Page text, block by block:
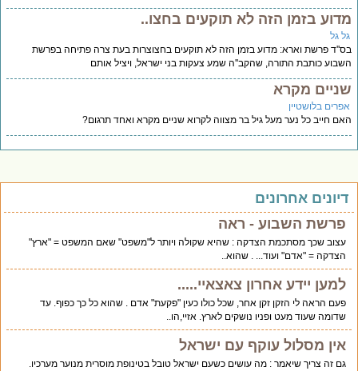
בזמן הזה לא תוקעים בחצו..
גל
פרשת וארא: מדוע בזמן הזה לא תוקעים בחצוצרות בעת צרה פתיחה בפרשת
כותבת התורה, שהקב''ה שמע צעקות בני ישראל, ויציל אותם
מקרא
בלושטיין
חייב כל נער מעל גיל בר מצווה לקרוא שניים מקרא ואחד תרגום?
אחרונים
פרשת השבוע - ראה
עצוב שכך מסתכמת הצדקה : שהיא שקולה ויותר ל"משפט" שאם המשפט = "ארץ"
הצדקה = "אדם" ועוד... . שהוא..
למען יידע אחרון צאצאיי.....
פעם הראה לי הזקן זקן אחר, שכל כולו כעין "פקעת" אדם . שהוא כל כך כפוף. עד
שדומה שעוד מעט ופניו נושקים לארץ. אזיי,הו..
אין מסלול עוקף עם ישראל
גם זה צריך שיאמר : מה עושים כשעם ישראל טובל בטינופת מוסרית מנוער מערכיו.